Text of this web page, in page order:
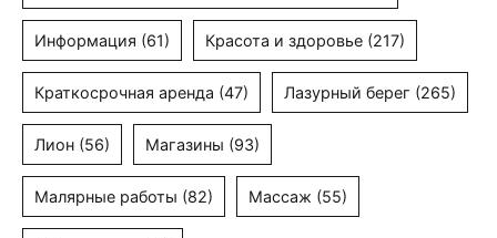
Информация (61) Красота и здоровье (217)
Краткосрочная аренда (47) Лазурный берег (265)
Лион (56) Магазины (93)
Малярные работы (82) Массаж (55)